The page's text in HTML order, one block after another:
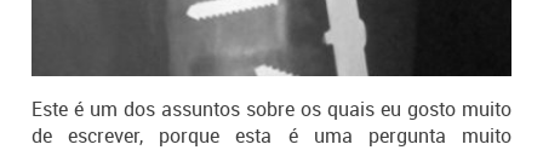
Este é um dos assuntos sobre os quais eu gosto muito
de escrever, porque esta é uma pergunta muito